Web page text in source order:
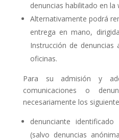
denuncias habilitado en la
Alternativamente podrá
entrega en mano,
Instrucción de
oficinas.
Para su admisión y
comunicaciones o
necesariamente los
denunciante
(salvo denuncias